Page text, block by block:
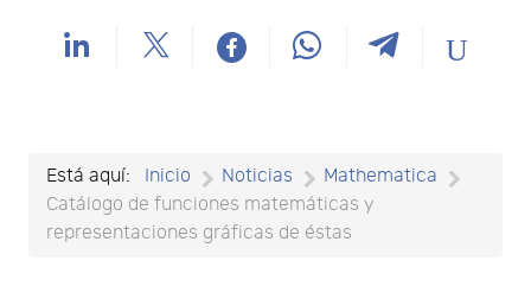
Está aquí: Inicio Noticias
Mathematica
Catálogo de funciones matemáticas y
representaciones gráficas de éstas